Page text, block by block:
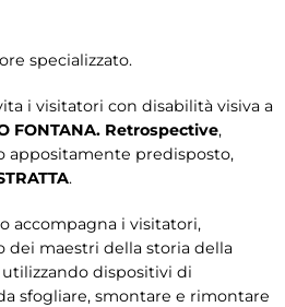
specializzato.
i visitatori con disabilità visiva a
FONTANA. Retrospective,
appositamente predisposto,
.
accompagna i visitatori,
dei maestri della storia della
dispositivi di
sfogliare, smontare e rimontare